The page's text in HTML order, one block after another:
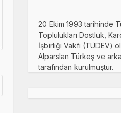
20 Ekim 1993 tarihinde
Toplulukları Dostluk,
İşbirliği Vakfı (TÜDEV)
Alparslan Türkeş ve
tarafından kurulmuştur.